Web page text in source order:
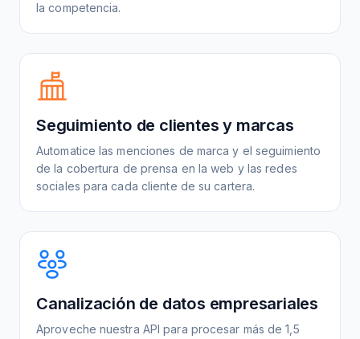
la competencia.
Seguimiento de clientes y marcas
Automatice las menciones de marca y el seguimiento
de la cobertura de prensa en la web y las redes
sociales para cada cliente de su cartera.
Canalización de datos empresariales
Aproveche nuestra API para procesar más de 1,5